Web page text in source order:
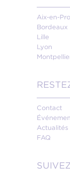
Aix-en-
Bordeaux
Lille
Lyon
Contact
Actualités
FAQ